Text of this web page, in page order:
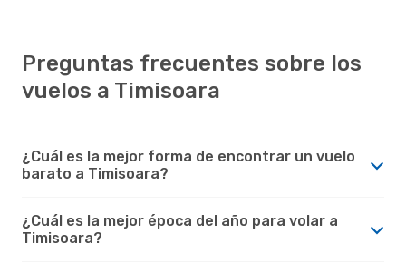
Preguntas frecuentes sobre los
vuelos a Timisoara
¿Cuál es la mejor forma de encontrar un vuelo
barato a Timisoara?
¿Cuál es la mejor época del año para volar a
Timisoara?